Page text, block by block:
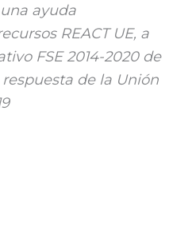
ayuda
REACT UE, a
FSE 2014-2020 de
de la Unión